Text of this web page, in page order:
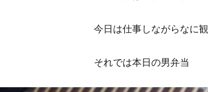
今日は仕事しながらなに
それでは本日の男弁当